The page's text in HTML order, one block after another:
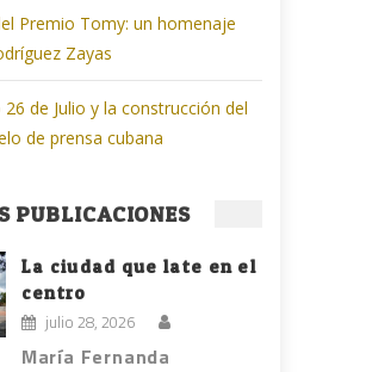
Premio Tomy: un homenaje
Zayas
26 de Julio y la construcción del
de prensa cubana
PUBLICACIONES
La ciudad que late en el
centro
julio 28, 2026
María Fernanda